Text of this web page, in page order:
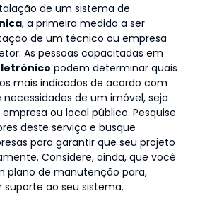
de um sistema de
, a primeira medida a ser
de um técnico ou empresa
As pessoas capacitadas em
podem determinar quais
mais indicados de acordo com
de um imóvel, seja
ou local público. Pesquise
deste serviço e busque
para garantir que seu projeto
Considere, ainda, que você
plano de manutenção para,
ao seu sistema.